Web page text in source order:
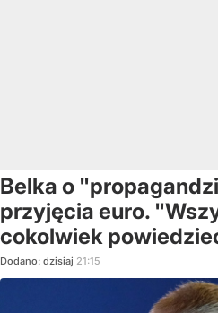
Belka o
przyjęcia euro.
cokolwiek
Dodano: dzisiaj 21:15